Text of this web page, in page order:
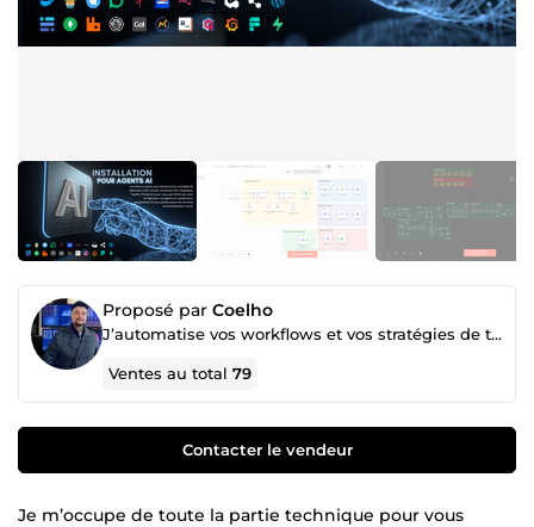
Proposé par Coelho
J’automatise vos workflows et vos stratégies de trading
Ventes au total79
Contacter le vendeur
Je m’occupe de toute la partie technique pour vous